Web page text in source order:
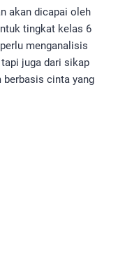
akan dicapai oleh
tingkat kelas 6
menganalisis
juga dari sikap
berbasis cinta yang